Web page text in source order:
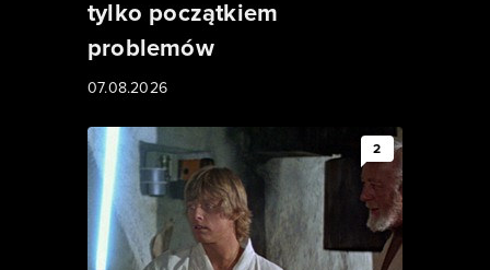
tylko początkiem
problemów
07.08.2026
2